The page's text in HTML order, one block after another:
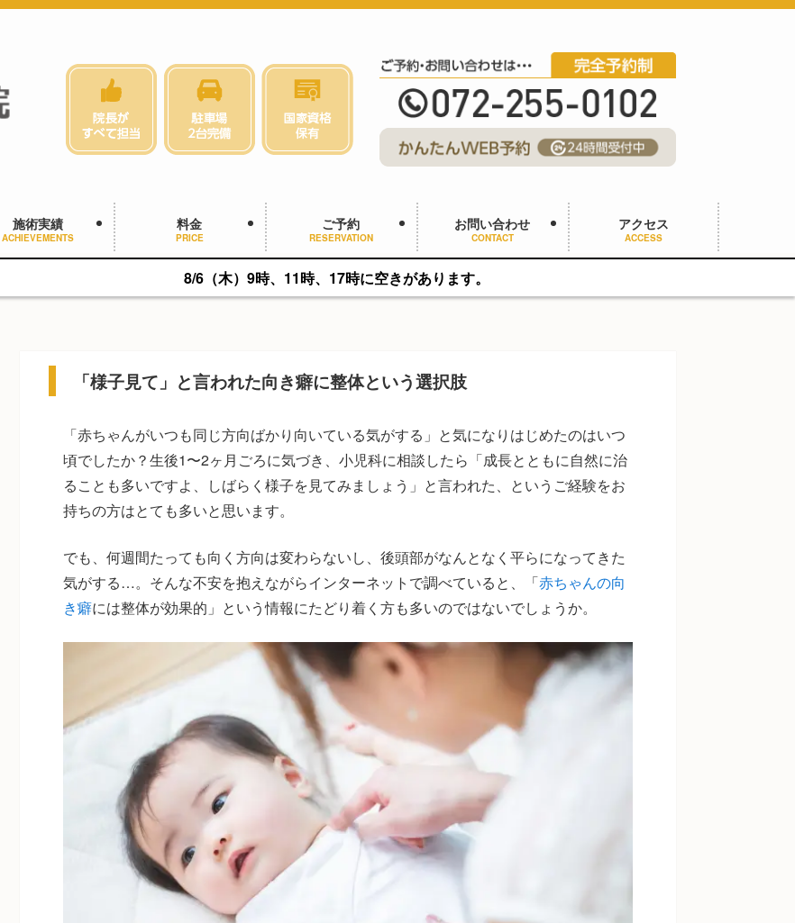
施術実績
ACHIEVEMENTS
料金
PRICE
ご予約
RESERVATION
お問い合わせ
CONTACT
アクセス
ACCESS
8/6（木）9時、11時、17時に空きがあります。
「様子見て」と言われた向き癖に整体という選択肢
「赤ちゃんがいつも同じ方向ばかり向いている気がする」と気になりはじめたのはいつ
頃でしたか？生後1〜2ヶ月ごろに気づき、小児科に相談したら「成長とともに自然に治
ることも多いですよ、しばらく様子を見てみましょう」と言われた、というご経験をお
持ちの方はとても多いと思います。
でも、何週間たっても向く方向は変わらないし、後頭部がなんとなく平らになってきた
気がする…。そんな不安を抱えながらインターネットで調べていると、「赤ちゃんの向
き癖には整体が効果的」という情報にたどり着く方も多いのではないでしょうか。